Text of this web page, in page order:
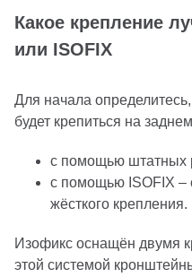
Какое крепление
или ISOFIX
Для начала
будет крепиться на
с помощью штатных
с помощью ISOFIX –
жёсткого крепления.
Изофикс оснащён двумя
этой системой